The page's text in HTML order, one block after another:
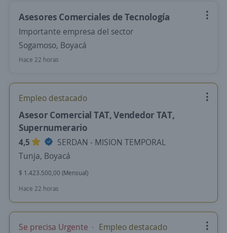
Asesores Comerciales de Tecnología
Importante empresa del sector
Sogamoso, Boyacá
Hace 22 horas
Empleo destacado
Asesor Comercial TAT, Vendedor TAT,
Supernumerario
4,5
SERDAN - MISION TEMPORAL
Tunja, Boyacá
$ 1.423.500,00 (Mensual)
Hace 22 horas
Se precisa Urgente Empleo destacado